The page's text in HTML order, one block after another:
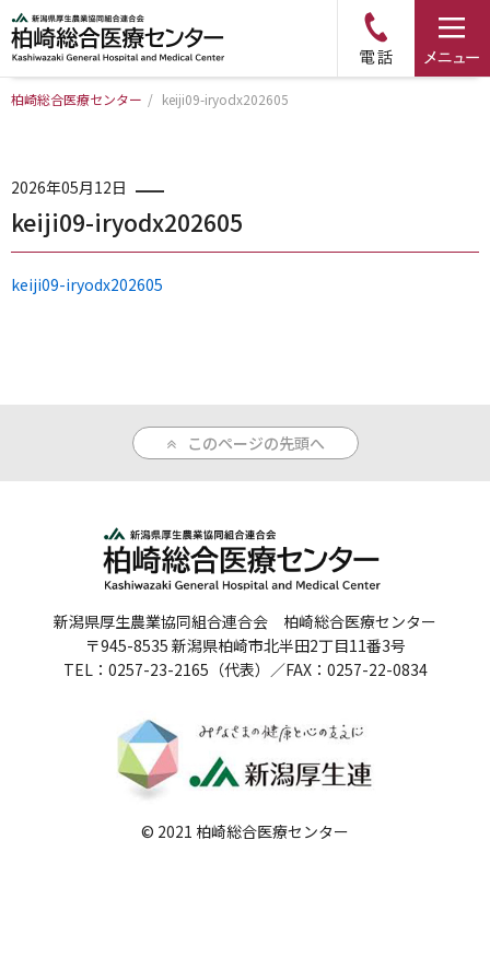
病院について
診療科・部門のご案内
入院のご案内
医療関係者の方へ
病院誌
個人情報保護方針
反社会的勢力に対する基本方針
院内感染対策指針
柏崎総合医療センター / keiji09-iryodx202605
2026年05月12日
keiji09-iryodx202605
keiji09-iryodx202605
このページの先頭へ
新潟県厚生農業協同組合連合会 柏崎総合医療センター
〒945-8535 新潟県柏崎市北半田2丁目11番3号
TEL：0257-23-2165（代表）／FAX：0257-22-0834
© 2021 柏崎総合医療センター